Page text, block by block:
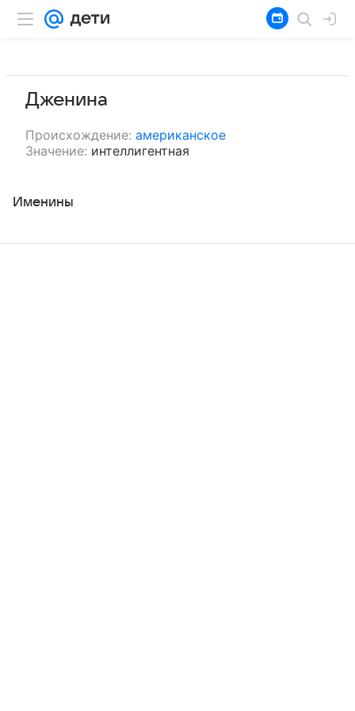
Дженина
Происхождение: американское
Значение: интеллигентная
Именины